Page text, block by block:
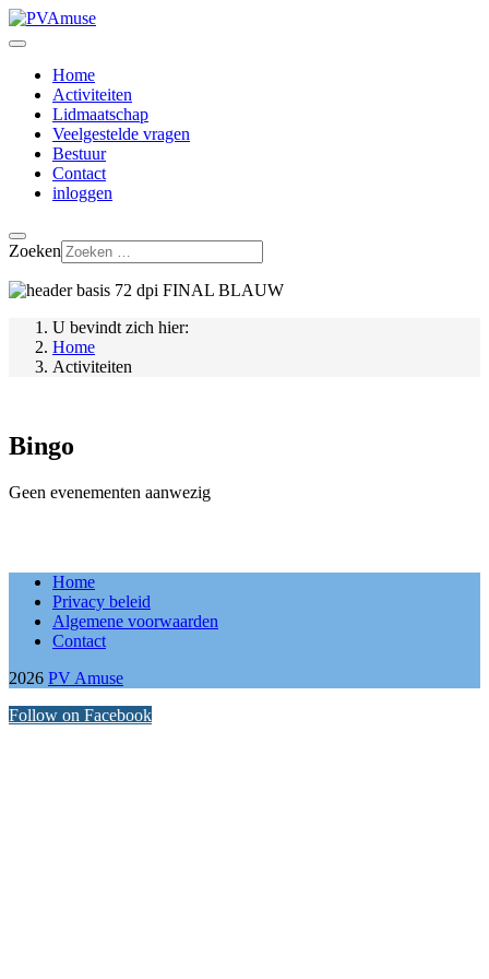
Home
Activiteiten
Lidmaatschap
Veelgestelde vragen
Bestuur
Contact
inloggen
Zoeken
U bevindt zich hier:
Home
Activiteiten
Bingo
Geen evenementen aanwezig
Home
Privacy beleid
Algemene voorwaarden
Contact
2026 PV Amuse
Follow on Facebook